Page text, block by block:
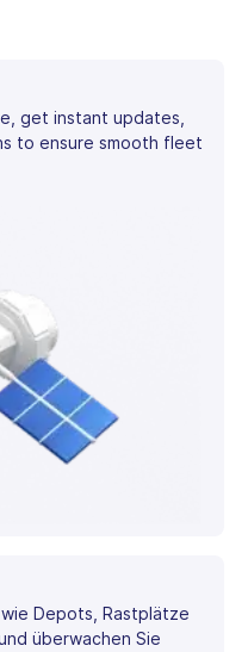
get instant updates,
to ensure smooth fleet
Depots, Rastplätze
überwachen Sie